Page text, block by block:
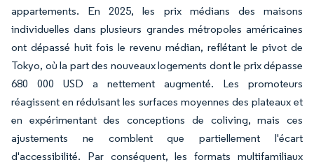
appartements. En 2025, les prix médians des maisons
individuelles dans plusieurs grandes métropoles américaines
ont dépassé huit fois le revenu médian, reflétant le pivot de
Tokyo, où la part des nouveaux logements dont le prix dépasse
680 000 USD a nettement augmenté. Les promoteurs
réagissent en réduisant les surfaces moyennes des plateaux et
en expérimentant des conceptions de coliving, mais ces
ajustements ne comblent que partiellement l'écart
d'accessibilité. Par conséquent, les formats multifamiliaux